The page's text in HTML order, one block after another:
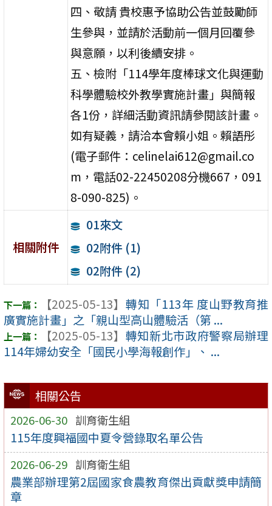
相關公告
2026-06-30 訓育衛生組
115年度興福國中夏令營錄取名單公告
2026-06-29 訓育衛生組
農業部辦理第2屆國家食農教育傑出貢獻獎申請簡
章
四、敬請 貴校惠予協助公告並鼓勵師
生參與，並請於活動前一個月回覆參
與意願，以利後續安排。
五、檢附「114學年度棒球文化與運動
科學體驗校外教學實施計畫」與簡報
各1份，詳細活動資訊請參閱該計畫。
如有疑義，請洽本會賴小姐。賴語彤
(電子郵件：celinelai612@gmail.co
m，電話02-22450208分機667，091
8-090-825)。
相關附件
01來文
02附件 (1)
02附件 (2)
【2025-05-13】 轉知「113年 度山野教育推
廣實施計畫」之「親山型高山體驗活（第 ...
【2025-05-13】 轉知新北市政府警察局辦理
114年婦幼安全「國民小學海報創作」、 ...